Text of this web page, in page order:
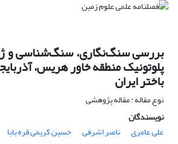
بررسی سنگ‌نگاری، سنگ‌شناسی و
پلوتونیک منطقه خاور هریس،
‏باختر ایران
نوع مقاله : مقاله پژوهشی
نویسندگان
علی عامری
ناصر اشرفی
حسین کریمی قره بابا